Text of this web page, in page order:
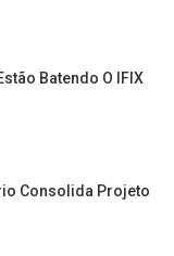
Batendo O IFIX
Consolida Projeto